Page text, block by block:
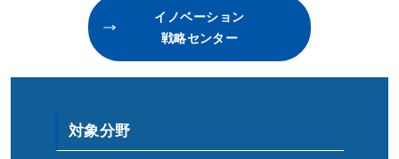
イノベーション
戦略センター
対象分野